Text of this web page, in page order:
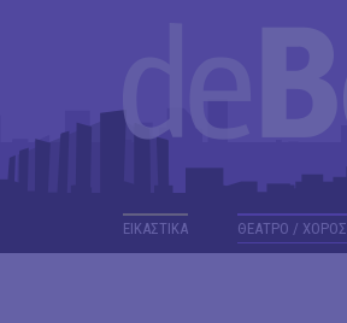
ΕΙΚΑΣΤΙΚΑ ΘΕΑΤΡΟ / ΧΟΡΟΣ